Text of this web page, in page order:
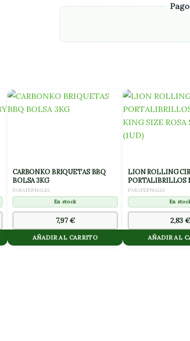
CARBONKO BRIQUETAS BBQ
BOLSA 3KG
PARAFERNALIA
En stock
7,97€
AÑADIR AL CARRITO
LION ROLLING
PORTALIBRILLOS
SIZE ROSA SEXY
PARAFERNALIA
En
2,83 €
AÑADIR AL